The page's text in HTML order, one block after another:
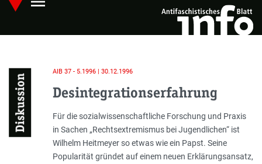
Skip
main
Hauptmenü öffnen
Diskussion
AIB 37 - 5.1996 | 30.12.1996
Desintegrationserfahrung
Einleitung
Für die sozialwissenschaftliche Forschung und Praxis
in Sachen „Rechtsextremismus bei Jugendlichen“ ist
Wilhelm Heitmeyer so etwas wie ein Papst. Seine
Popularität gründet auf einem neuen Erklärungsansatz,